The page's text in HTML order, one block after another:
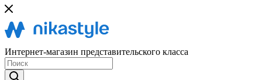
Интернет-магазин представительского класса